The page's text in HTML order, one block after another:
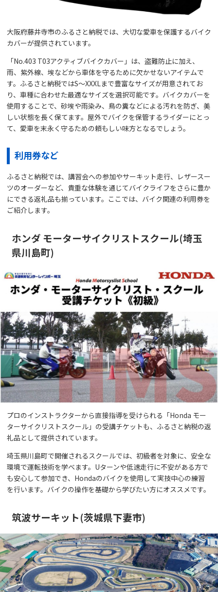
大阪府藤井寺市のふるさと納税では、大切な愛車を保護するバイク
カバーが提供されています。
「No.403 T03アクティブバイクカバー」は、盗難防止に加え、
雨、紫外線、埃などから車体を守るために欠かせないアイテムで
す。ふるさと納税ではS〜XXXLまで豊富なサイズが用意されてお
り、車種に合わせた最適なサイズを選択可能です。バイクカバーを
使用することで、砂埃や雨染み、鳥の糞などによる汚れを防ぎ、美
しい状態を長く保てます。屋外でバイクを保管するライダーにとっ
て、愛車を末永く守るための頼もしい味方となるでしょう。
利用券など
ふるさと納税では、講習会への参加やサーキット走行、レザースー
ツのオーダーなど、貴重な体験を通じてバイクライフをさらに豊か
にできる返礼品も揃っています。ここでは、バイク関連の利用券を
ご紹介します。
ホンダ モーターサイクリストスクール(埼玉
県川島町)
プロのインストラクターから直接指導を受けられる「Honda モー
ターサイクリストスクール」の受講チケットも、ふるさと納税の返
礼品として提供されています。
埼玉県川島町で開催されるスクールでは、初級者を対象に、安全な
環境で運転技術を学べます。Uターンや低速走行に不安がある方で
も安心して参加でき、Hondaのバイクを使用して実技中心の練習
を行います。バイクの操作を基礎から学びたい方にオススメです。
筑波サーキット(茨城県下妻市)